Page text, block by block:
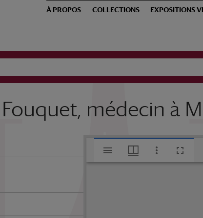
À PROPOS COLLECTIONS EXPOSITIONS
médecin à
V
Consultation de